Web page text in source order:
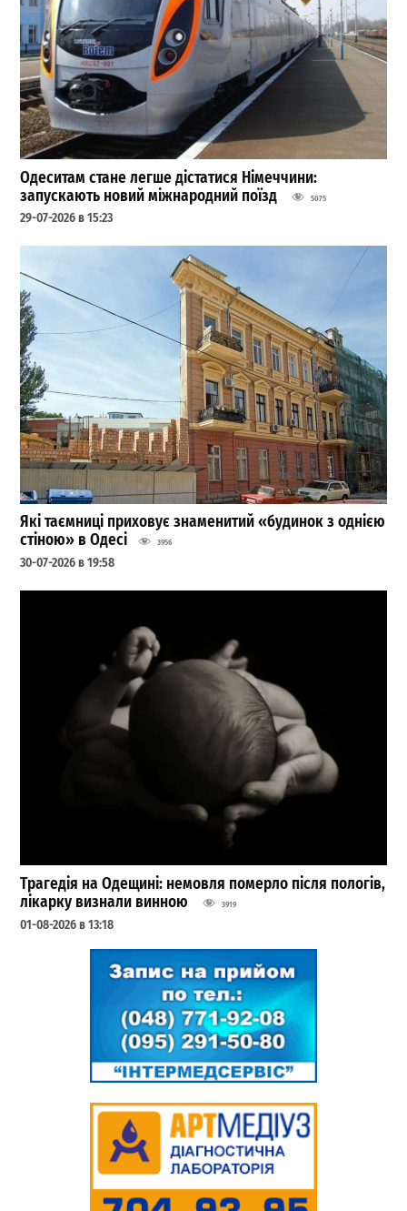
Одеситам стане легше дістатися Німеччини:
запускають новий міжнародний поїзд
5075
29-07-2026 в 15:23
Які таємниці приховує знаменитий «будинок з однією
стіною» в Одесі
3956
30-07-2026 в 19:58
Трагедія на Одещині: немовля померло після пологів,
лікарку визнали винною
3919
01-08-2026 в 13:18